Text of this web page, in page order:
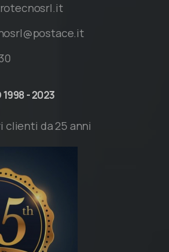
1998 -2023
clienti da 25 anni